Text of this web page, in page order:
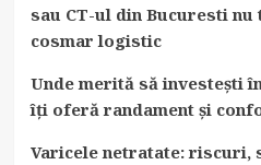
sau CT-ul din Bucuresti nu
cosmar logistic
Unde merită să investești
îți oferă randament și
Varicele netratate: riscuri,